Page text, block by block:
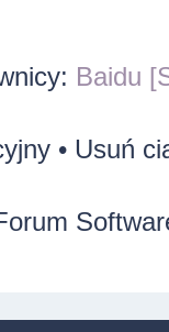
Baidu
• Usuń